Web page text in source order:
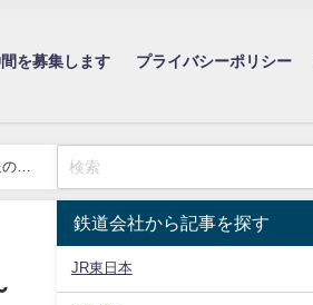
を募集します プライバシーポリシー
た
鉄道会社から記事を探す
JR東日本